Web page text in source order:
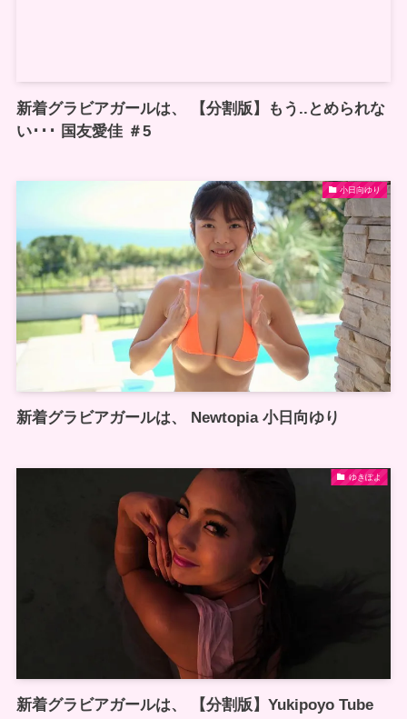
新着グラビアガールは、 【分割版】もう..とめられな
い･･･ 国友愛佳 ＃5
小日向ゆり
新着グラビアガールは、 Newtopia 小日向ゆり
ゆきぽよ
新着グラビアガールは、 【分割版】Yukipoyo Tube